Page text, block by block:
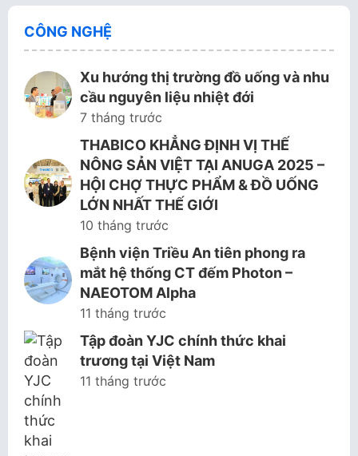
CÔNG NGHỆ
Xu hướng thị trường đồ uống và nhu
cầu nguyên liệu nhiệt đới
7 tháng trước
THABICO KHẲNG ĐỊNH VỊ THẾ
NÔNG SẢN VIỆT TẠI ANUGA 2025 –
HỘI CHỢ THỰC PHẨM & ĐỒ UỐNG
LỚN NHẤT THẾ GIỚI
10 tháng trước
Bệnh viện Triều An tiên phong ra
mắt hệ thống CT đếm Photon –
NAEOTOM Alpha
11 tháng trước
Tập đoàn YJC chính thức khai
trương tại Việt Nam
11 tháng trước